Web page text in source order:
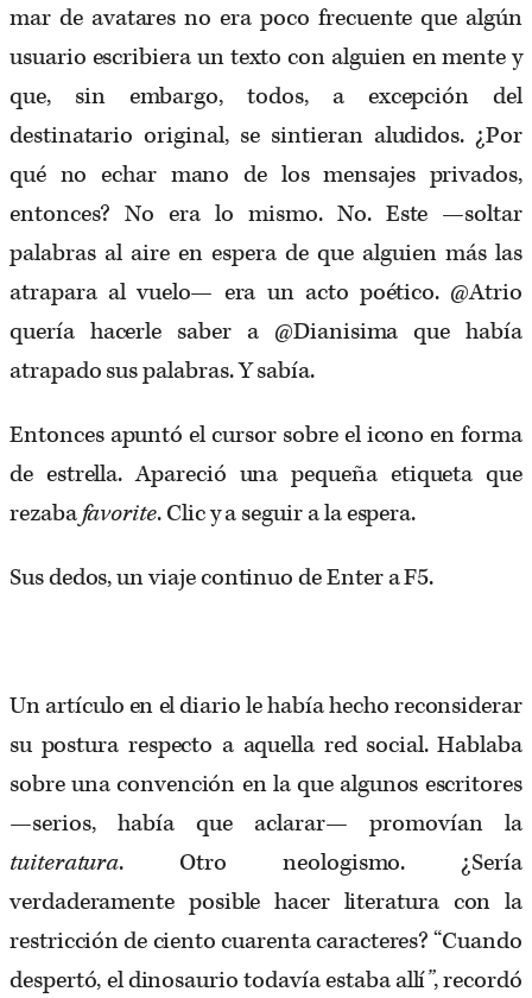
mar de avatares no era poco frecuente que algún
usuario escribiera un texto con alguien en mente y
que, sin embargo, todos, a excepción del
destinatario original, se sintieran aludidos. ¿Por
qué no echar mano de los mensajes privados,
entonces? No era lo mismo. No. Este —soltar
palabras al aire en espera de que alguien más las
atrapara al vuelo— era un acto poético. @Atrio
quería hacerle saber a @Dianisima que había
atrapado sus palabras. Y sabía.
Entonces apuntó el cursor sobre el icono en forma
de estrella. Apareció una pequeña etiqueta que
rezabafavorite. Clic y a seguir a la espera.
Sus dedos, un viaje continuo de Enter a F5.
Un artículo en el diario le había hecho reconsiderar
su postura respecto a aquella red social. Hablaba
sobre una convención en la que algunos escritores
—serios, había que aclarar— promovían la
tuiteratura. Otro neologismo. ¿Sería
verdaderamente posible hacer literatura con la
restricción de ciento cuarenta caracteres? “Cuando
despertó, el dinosaurio todavía estaba allí”, recordó